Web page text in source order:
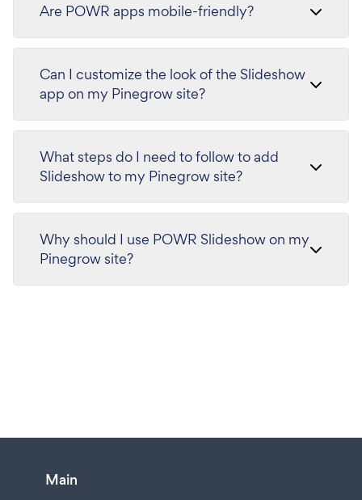
Are POWR apps mobile-friendly?
Can I customize the look of the Slideshow
app on my Pinegrow site?
What steps do I need to follow to add
Slideshow to my Pinegrow site?
Why should I use POWR Slideshow on my
Pinegrow site?
Main